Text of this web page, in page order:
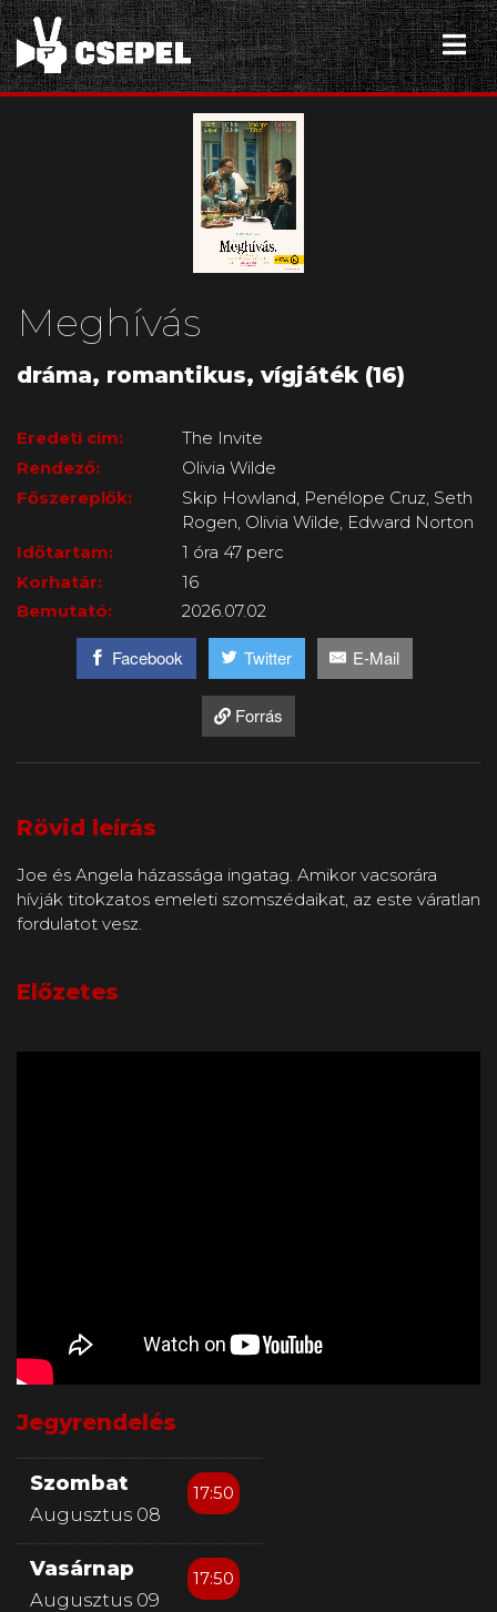
Meghívás
dráma, romantikus, vígjáték (16)
Eredeti cím:
The Invite
Rendező:
Olivia Wilde
Főszereplők:
Skip Howland, Penélope Cruz, Seth
Rogen, Olivia Wilde, Edward Norton
Időtartam:
1 óra 47 perc
Korhatár:
16
Bemutató:
2026.07.02
Facebook Twitter E-Mail
Forrás
Rövid leírás
Joe és Angela házassága ingatag. Amikor vacsorára
hívják titokzatos emeleti szomszédaikat, az este váratlan
fordulatot vesz.
Előzetes
Jegyrendelés
Szombat
Augusztus 08
17:50
Vasárnap
Augusztus 09
17:50